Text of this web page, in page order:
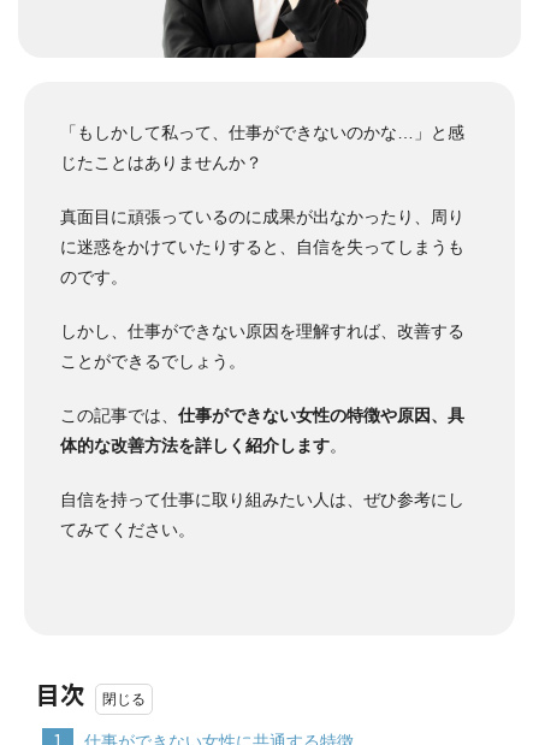
「もしかして私って、仕事ができないのかな…」と感
じたことはありませんか？
真面目に頑張っているのに成果が出なかったり、周り
に迷惑をかけていたりすると、自信を失ってしまうも
のです。
しかし、仕事ができない原因を理解すれば、改善する
ことができるでしょう。
この記事では、 仕事ができない女性の特徴や原因、具
体的な改善方法を詳しく紹介します。
自信を持って仕事に取り組みたい人は、ぜひ参考にし
てみてください。
目次